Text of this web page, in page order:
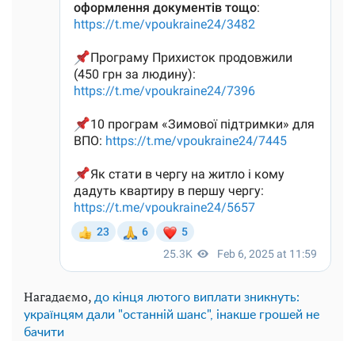
Нагадаємо, до кінця лютого виплати зникнуть:
українцям дали "останній шанс", інакше грошей не
бачити